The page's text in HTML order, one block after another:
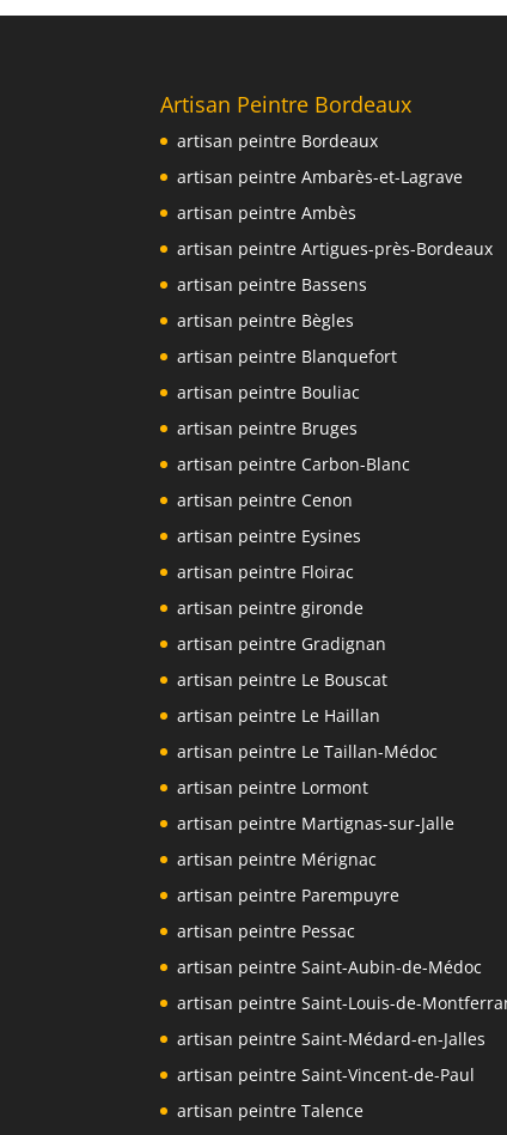
Artisan Peintre Bordeaux
artisan peintre Bordeaux
artisan peintre Ambarès-et-Lagrave
artisan peintre Ambès
artisan peintre Artigues-près-Bordeaux
artisan peintre Bassens
artisan peintre Bègles
artisan peintre Blanquefort
artisan peintre Bouliac
artisan peintre Bruges
artisan peintre Carbon-Blanc
artisan peintre Cenon
artisan peintre Eysines
artisan peintre Floirac
artisan peintre gironde
artisan peintre Gradignan
artisan peintre Le Bouscat
artisan peintre Le Haillan
artisan peintre Le Taillan-Médoc
artisan peintre Lormont
artisan peintre Martignas-sur-Jalle
artisan peintre Mérignac
artisan peintre Parempuyre
artisan peintre Pessac
artisan peintre Saint-Aubin-de-Médoc
artisan peintre Saint-Louis-de-
artisan peintre Saint-Médard-en-Jalles
artisan peintre Saint-Vincent-de-Paul
artisan peintre Talence